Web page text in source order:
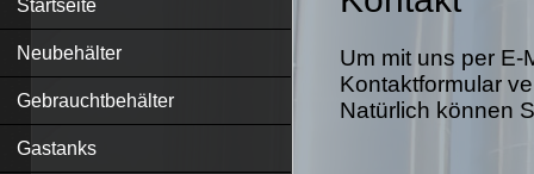
Startseite
Neubehälter
Gebrauchtbehälter
Gastanks
Um mit uns per
Kontaktformular
Natürlich können